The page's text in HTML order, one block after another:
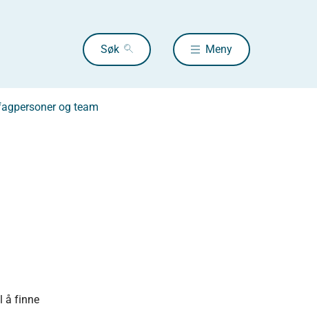
Søk Meny
og team
å finne